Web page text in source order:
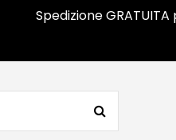
Spedizione